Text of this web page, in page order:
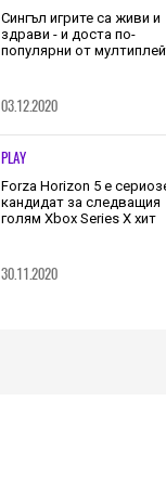
Сингъл игрите са живи и
здрави - и доста по-
популярни от
03.12.2020
PLAY
Forza Horizon 5 е
кандидат за следващия
голям Xbox Series X хит
30.11.2020